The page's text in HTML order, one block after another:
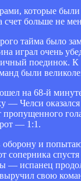
которые
счет больше не
тайма было
играл очень
поединок.
были
на 68-й
— Челси
пропущенного
— 1:1.
и
соперника
— испанец
свою